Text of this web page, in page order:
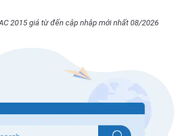
2015 giá từ đến cập nhập mới nhất 08/2026